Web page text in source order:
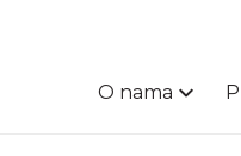
O nama